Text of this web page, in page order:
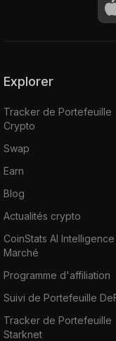
Explorer
Tracker de Portefeuille
Crypto
Swap
Earn
Blog
Actualités crypto
CoinStats AI
Marché
Programme d'affiliation
Suivi de Portefeuille
Tracker de Portefeuille
Starknet